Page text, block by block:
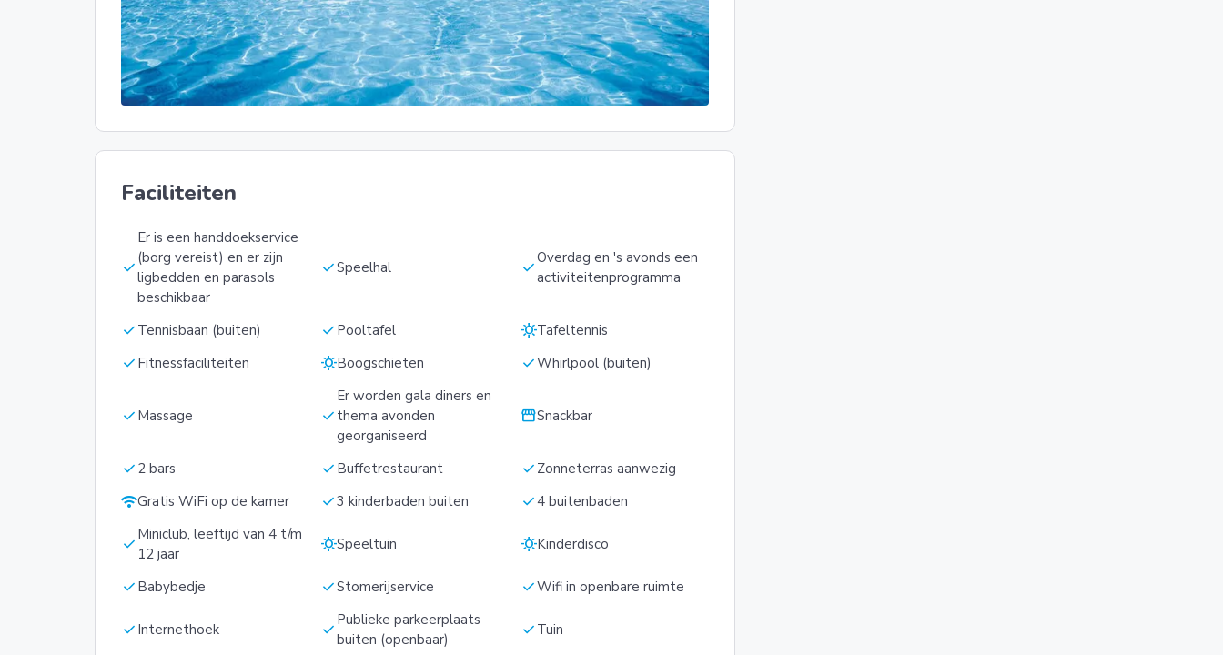
Faciliteiten
check
Er is een handdoekservice
(borg vereist) en er zijn
ligbedden en parasols
beschikbaar
checkSpeelhal checkOverdag en 's avonds een
activiteitenprogramma
check Tennisbaan (buiten) check Pooltafel sunnyTafeltennis
check Fitnessfaciliteiten sunnyBoogschieten checkWhirlpool (buiten)
check Massage check
Er worden gala diners en
thema avonden
georganiseerd
storefrontSnackbar
check 2 bars check Buffetrestaurant check Zonneterras aanwezig
wifiGratis WiFi op de kamer check3 kinderbaden buiten check4 buitenbaden
check Miniclub, leeftijd van 4 t/m
12 jaar
sunnySpeeltuin sunnyKinderdisco
check Babybedje checkStomerijservice checkWifi in openbare ruimte
check Internethoek checkPublieke parkeerplaats
buiten (openbaar)
check Tuin